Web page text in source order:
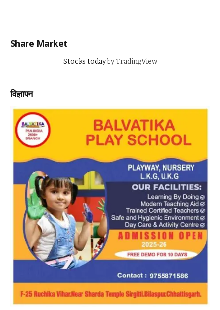
Share Market
Stocks todayby TradingView
विज्ञापन